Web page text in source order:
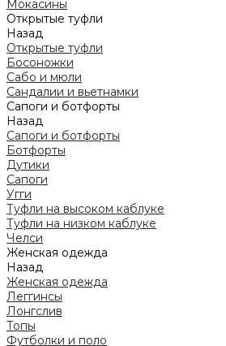
Мокасины
Открытые туфли
Назад
Открытые туфли
Босоножки
Сабо и мюли
Сандалии и вьетнамки
Сапоги и ботфорты
Назад
Сапоги и ботфорты
Ботфорты
Дутики
Сапоги
Угги
Туфли на высоком каблуке
Туфли на низком каблуке
Челси
Женская одежда
Назад
Женская одежда
Леггинсы
Лонгслив
Топы
Футболки и поло